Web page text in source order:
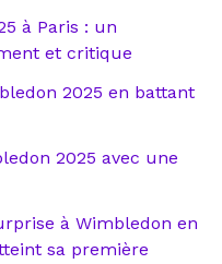
à Paris : un
et critique
2025 en battant
2025 avec une
à Wimbledon en
sa première